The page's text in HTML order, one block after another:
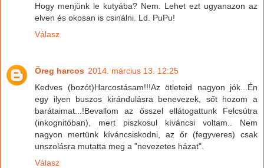
Hogy menjünk le kutyába? Nem. Lehet ezt ugyanazon az
elven és okosan is csinálni. Ld. PuPu!
Válasz
Öreg harcos 2014. március 13. 12:25
Kedves (bozót)Harcostásam!!!Az ötleteid nagyon jók...Én
egy ilyen buszos kirándulásra benevezek, sőt hozom a
barátaimat...!Bevallom az ősszel ellátogattunk Felcsútra
(inkognitóban), mert piszkosul kíváncsi voltam.. Nem
nagyon mertünk kíváncsiskodni, az őr (fegyveres) csak
unszolásra mutatta meg a "nevezetes házat".
Válasz